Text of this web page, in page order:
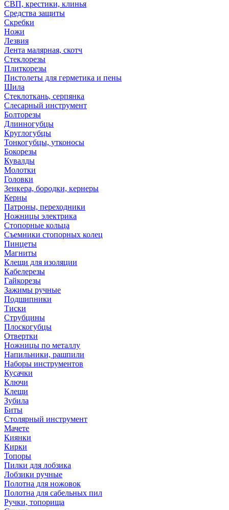
СВП, крестики, клинья
Средства защиты
Скребки
Ножи
Лезвия
Лента малярная, скотч
Стеклорезы
Плиткорезы
Пистолеты для герметика и пены
Шила
Стеклоткань, серпянка
Слесарный инструмент
Болторезы
Длинногубцы
Круглогубцы
Тонкогубцы, утконосы
Бокорезы
Кувалды
Молотки
Головки
Зенкера, бородки, кернеры
Керны
Патроны, переходники
Ножницы электрика
Стопорные кольца
Съемники стопорных колец
Пинцеты
Магниты
Клещи для изоляции
Кабелерезы
Гайкорезы
Зажимы ручные
Подшипники
Тиски
Струбцины
Плоскогубцы
Отвертки
Ножницы по металлу
Напильники, рашпили
Наборы инструментов
Кусачки
Ключи
Клещи
Зубила
Биты
Столярный инструмент
Мачете
Киянки
Кирки
Топоры
Пилки для лобзика
Лобзики ручные
Полотна для ножовок
Полотна для сабельных пил
Ручки, топорища